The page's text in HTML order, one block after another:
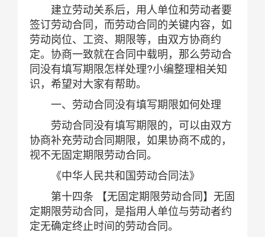
建立劳动关系后，用人单位和劳动者要
签订劳动合同，而劳动合同的关键内容，如
劳动岗位、工资、期限等，由双方协商约
定。协商一致就在合同中载明，那么劳动合
同没有填写期限怎样处理?小编整理相关知
识，希望对大家有帮助。
一、劳动合同没有填写期限如何处理
劳动合同没有填写期限的，可以由双方
协商补充劳动合同期限，如果协商不成的，
视不无固定期限劳动合同。
《中华人民共和国劳动合同法》
第十四条 【无固定期限劳动合同】无固
定期限劳动合同，是指用人单位与劳动者约
定无确定终止时间的劳动合同。